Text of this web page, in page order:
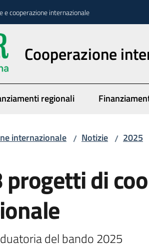
cooperazione internazionale
Cooperazione
regionali
internazionale / Notizie / 2025
progetti di
del bando 2025